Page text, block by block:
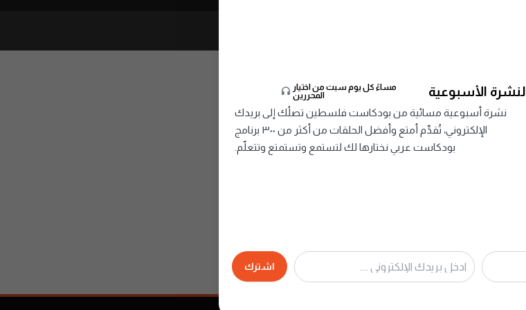
النشرة الأسبوعية
مساءً كل يوم سبت من اختيار
المحررين
نشرة أسبوعية مسائية من بودكاست فلسطين تصلُك إلى بريدك
الإلكتروني، تُقدِّم أمتع وأفضل الحلقات من أكثر من ٣٠٠ برنامج
بودكاست عربي نختارها لك لتستمع وتستمتع وتتعلّم.
اشترك